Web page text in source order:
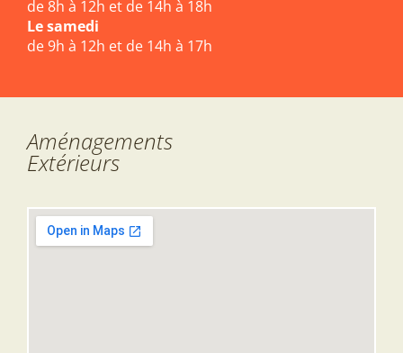
de 8h à 12h et de 14h à 18h
Le samedi
de 9h à 12h et de 14h à 17h
Aménagements
Extérieurs